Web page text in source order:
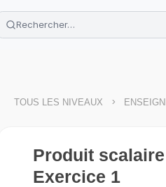
🌴Cahier de vacances offert:
Télécharge ton PDF gratuit et
TOUS LES NIVEAUX >
Produit
Exercice 1